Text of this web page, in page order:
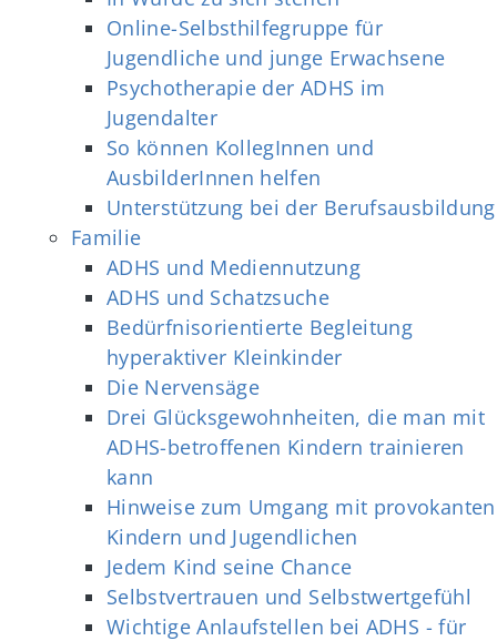
Online-Selbsthilfegruppe für
Jugendliche und junge Erwachsene
Psychotherapie der ADHS im
Jugendalter
So können KollegInnen und
AusbilderInnen helfen
Unterstützung bei der Berufsausbildung
Familie
ADHS und Mediennutzung
ADHS und Schatzsuche
Bedürfnisorientierte Begleitung
hyperaktiver Kleinkinder
Die Nervensäge
Drei Glücksgewohnheiten, die man mit
ADHS-betroffenen Kindern trainieren
kann
Hinweise zum Umgang mit provokanten
Kindern und Jugendlichen
Jedem Kind seine Chance
Selbstvertrauen und Selbstwertgefühl
Wichtige Anlaufstellen bei ADHS - für